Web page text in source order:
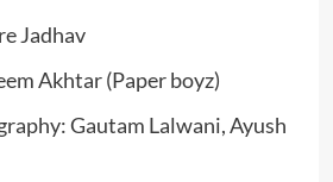
Jadhav
Akhtar (Paper boyz)
Gautam Lalwani, Ayush